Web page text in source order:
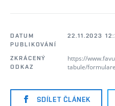
DATUM
PUBLIKOVÁNÍ
22.11.2023
ZKRÁCENÝ
ODKAZ
https://
tabule/
SDÍLET ČLÁNEK